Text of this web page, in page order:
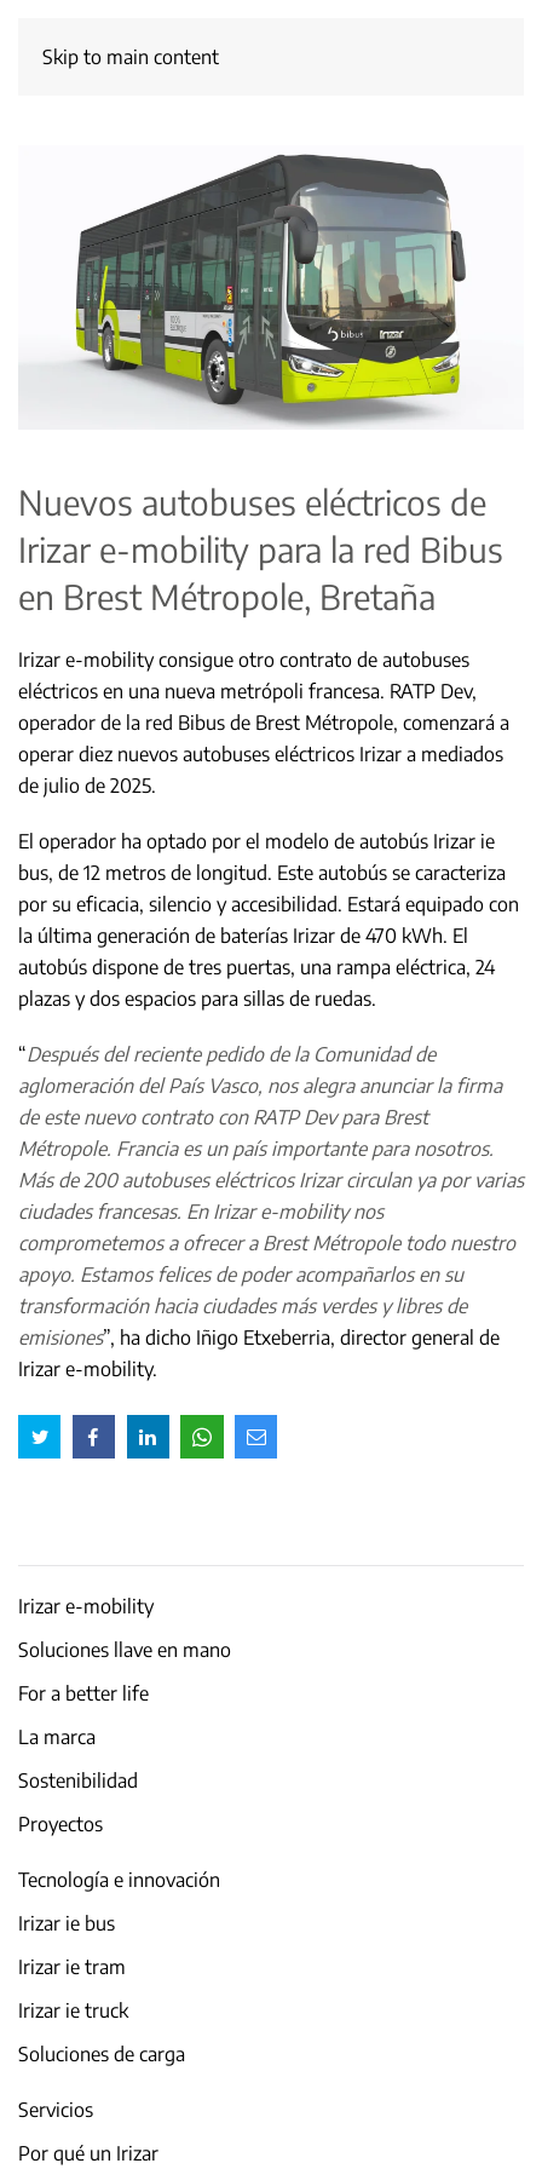
Skip to main content
Nuevos autobuses eléctricos de
Irizar e-mobility para la red Bibus
en Brest Métropole, Bretaña
Irizar e-mobility consigue otro contrato de autobuses
eléctricos en una nueva metrópoli francesa. RATP Dev,
operador de la red Bibus de Brest Métropole, comenzará a
operar diez nuevos autobuses eléctricos Irizar a mediados
de julio de 2025.
El operador ha optado por el modelo de autobús Irizar ie
bus, de 12 metros de longitud. Este autobús se caracteriza
por su eficacia, silencio y accesibilidad. Estará equipado con
la última generación de baterías Irizar de 470 kWh. El
autobús dispone de tres puertas, una rampa eléctrica, 24
plazas y dos espacios para sillas de ruedas.
“Después del reciente pedido de la Comunidad de
aglomeración del País Vasco, nos alegra anunciar la firma
de este nuevo contrato con RATP Dev para Brest
Métropole. Francia es un país importante para nosotros.
Más de 200 autobuses eléctricos Irizar circulan ya por varias
ciudades francesas. En Irizar e-mobility nos
comprometemos a ofrecer a Brest Métropole todo nuestro
apoyo. Estamos felices de poder acompañarlos en su
transformación hacia ciudades más verdes y libres de
emisiones”, ha dicho Iñigo Etxeberria, director general de
Irizar e-mobility.
Irizar e-mobility
Soluciones llave en mano
For a better life
La marca
Sostenibilidad
Proyectos
Tecnología e innovación
Irizar ie bus
Irizar ie tram
Irizar ie truck
Soluciones de carga
Servicios
Por qué un Irizar